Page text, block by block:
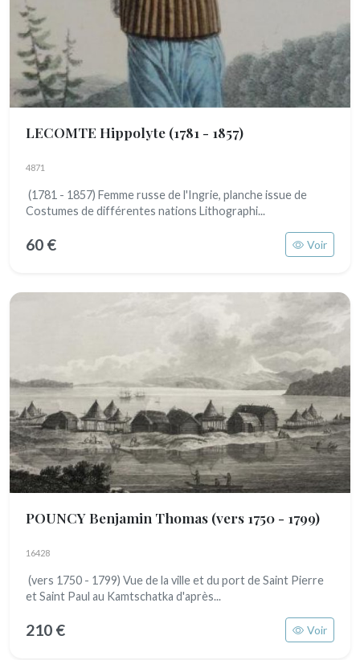
LECOMTE Hippolyte (1781 - 1857)
4871
(1781 - 1857) Femme russe de l'Ingrie, planche issue de
Costumes de différentes nations Lithographi...
60 € Voir
POUNCY Benjamin Thomas (vers 1750 - 1799)
16428
(vers 1750 - 1799) Vue de la ville et du port de Saint Pierre
et Saint Paul au Kamtschatka d'après...
210 € Voir